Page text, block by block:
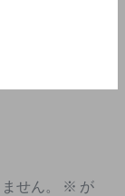
せん。 ※ が